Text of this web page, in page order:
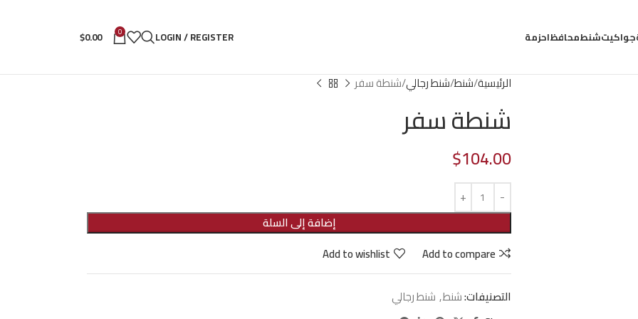
جواكيتشنطمحافظاحزمة LOGIN / REGISTER
0
$0.00
الرئيسية شنط شنط رجالي شنطة سفر
شنطة سفر
$104.00
إضافة إلى السلة
Add to compare
Add to wishlist
التصنيفات:شنط, شنط رجالي